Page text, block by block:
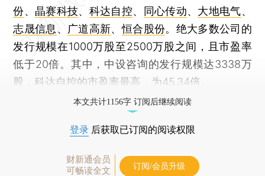
份、晶赛科技、 科达自控、 同心传动、 大地电气、
志晟信息 、 广道高新、恒合股份。绝大多数公司的
发行规模在1000万股至2500万股之间，且市盈率
低于20倍。其中，中设咨询的发行规模达3338万
股，科达自控的市盈率最高，为45.34倍。
本文共计1156字 订阅后继续阅读
登录 后获取已订阅的阅读权限
财新通会员
可畅读全文
订阅/会员升级